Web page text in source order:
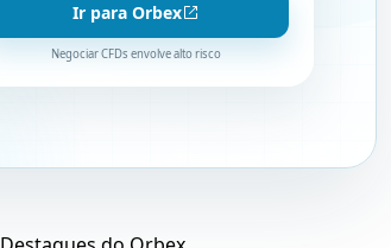
Ir para Orbex
Negociar CFDs envolve alto risco